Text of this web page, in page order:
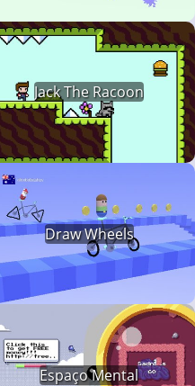
Jack The Racoon
Draw Wheels
Espaço Mental